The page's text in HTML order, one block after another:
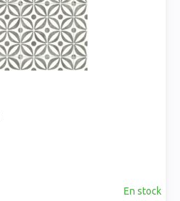
En stock